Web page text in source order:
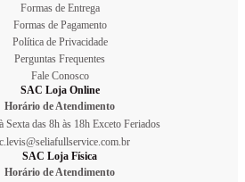
Formas de Entrega
Formas de Pagamento
Política de Privacidade
Perguntas Frequentes
Fale Conosco
SAC Loja Online
Horário de Atendimento
Sexta das 8h às 18h Exceto Feriados
SAC Loja Física
Horário de Atendimento